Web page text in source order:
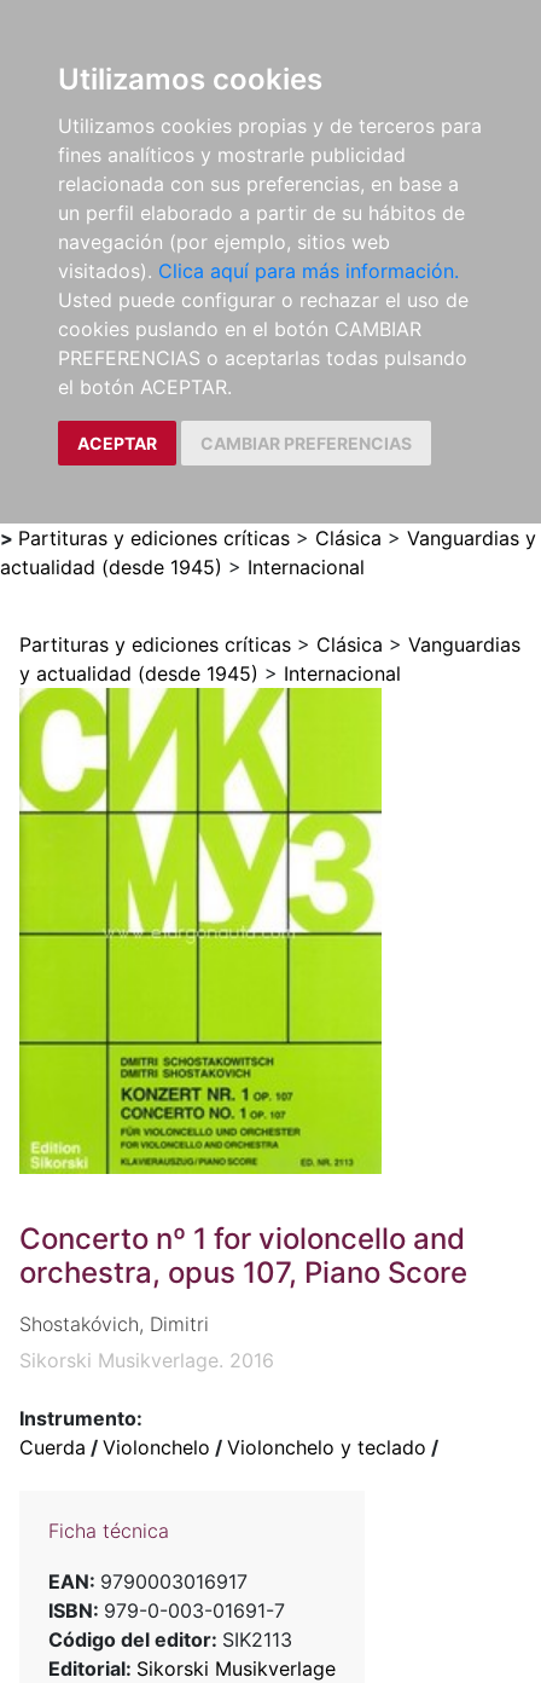
Utilizamos cookies
Utilizamos cookies propias y de terceros para
fines analíticos y mostrarle publicidad
relacionada con sus preferencias, en base a
un perfil elaborado a partir de su hábitos de
navegación (por ejemplo, sitios web
visitados). Clica aquí para más información.
Usted puede configurar o rechazar el uso de
cookies puslando en el botón CAMBIAR
PREFERENCIAS o aceptarlas todas pulsando
el botón ACEPTAR.
ACEPTAR CAMBIAR PREFERENCIAS
> Partituras y ediciones críticas > Clásica > Vanguardias y
actualidad (desde 1945) > Internacional
Partituras y ediciones críticas > Clásica > Vanguardias
y actualidad (desde 1945) > Internacional
Concerto nº 1 for violoncello and
orchestra, opus 107, Piano Score
Shostakóvich, Dimitri
Sikorski Musikverlage. 2016
Instrumento:
Cuerda / Violonchelo / Violonchelo y teclado /
Ficha técnica
EAN: 9790003016917
ISBN: 979-0-003-01691-7
Código del editor: SIK2113
Editorial: Sikorski Musikverlage